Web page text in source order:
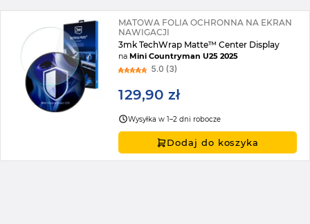
MATOWA FOLIA OCHRONNA NA EKRAN
NAWIGACJI
3mk TechWrap Matte™ Center Display
naMini Countryman U25 2025
5.0 (3)
129,90 zł
Wysyłka w 1–2 dni robocze
Dodaj do koszyka